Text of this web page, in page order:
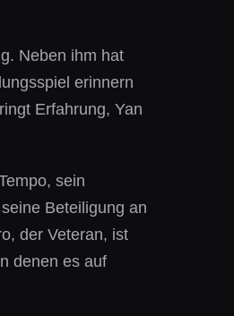
Neben ihm hat
erinnern
Erfahrung, Yan
sein
Beteiligung an
der Veteran, ist
denen es auf